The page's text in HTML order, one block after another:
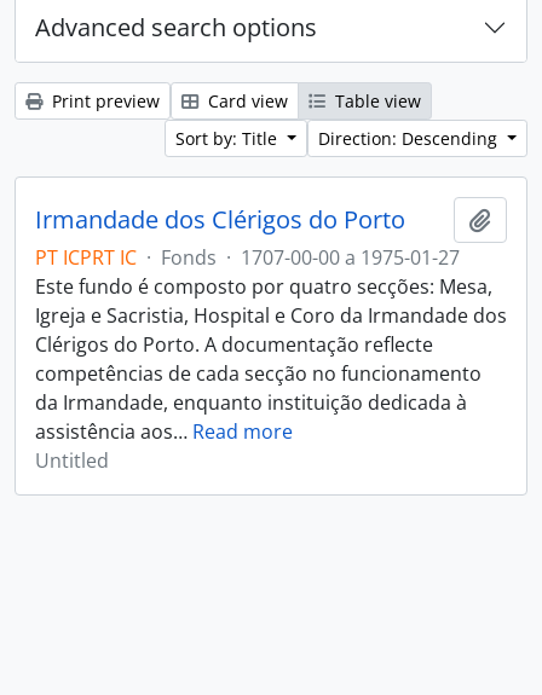
Advanced search options
Print preview Card view
Table view
Sort by: Title
Direction: Descending
Irmandade dos Clérigos do Porto
PT ICPRT IC · Fonds · 1707-00-00 a 1975-01-27
Este fundo é composto por quatro secções: Mesa,
Igreja e Sacristia, Hospital e Coro da Irmandade dos
Clérigos do Porto. A documentação reflecte
competências de cada secção no funcionamento
da Irmandade, enquanto instituição dedicada à
assistência aos… Read more
Untitled